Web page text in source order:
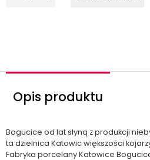
Opis produktu
Bogucice od lat słyną z produkcji
ta dzielnica Katowic większości
Fabryka porcelany Katowice